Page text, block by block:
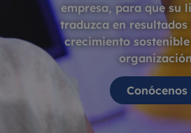
empresa, para que su
traduzca en
crecimiento
Conócenos